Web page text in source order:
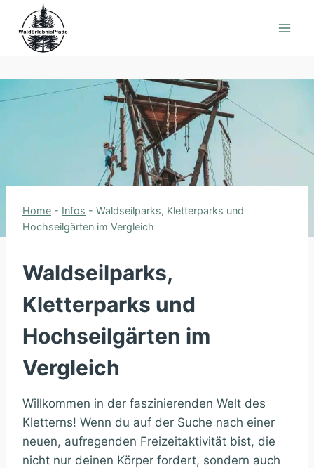
Inhalt
springen
Home - Infos - Waldseilparks, Kletterparks und
Hochseilgärten im Vergleich
Waldseilparks,
Kletterparks und
Hochseilgärten im
Vergleich
Willkommen in der faszinierenden Welt des
Kletterns! Wenn du auf der Suche nach einer
neuen, aufregenden Freizeitaktivität bist, die
nicht nur deinen Körper fordert, sondern auch